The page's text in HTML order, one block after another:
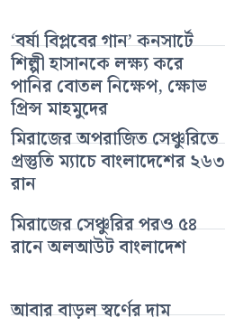
‘বর্ষা বিপ্লবের গান’ কনসার্টে
শিল্পী হাসানকে লক্ষ্য করে
পানির বোতল নিক্ষেপ, ক্ষোভ
প্রিন্স মাহমুদের
মিরাজের অপরাজিত সেঞ্চুরিতে
প্রস্তুতি ম্যাচে বাংলাদেশের ২৬৩
রান
মিরাজের সেঞ্চুরির পরও ৫৪
রানে অলআউট বাংলাদেশ
আবার বাড়ল স্বর্ণের দাম